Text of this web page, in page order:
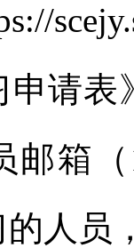
申请表
邮箱（
人员